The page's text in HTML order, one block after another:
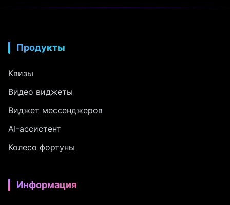
Продукты
Квизы
Видео виджеты
Виджет мессенджеров
AI-ассистент
Колесо фортуны
Информация